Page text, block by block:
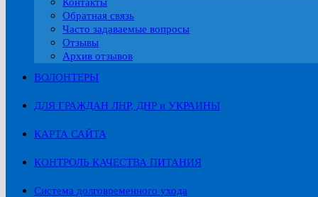
Обратная связь
Часто задаваемые вопросы
Отзывы
Архив отзывов
ВОЛОНТЕРЫ
ДЛЯ ГРАЖДАН ЛНР, ДНР и УКРАИНЫ
КАРТА САЙТА
КОНТРОЛЬ КАЧЕСТВА ПИТАНИЯ
Система долговременного ухода